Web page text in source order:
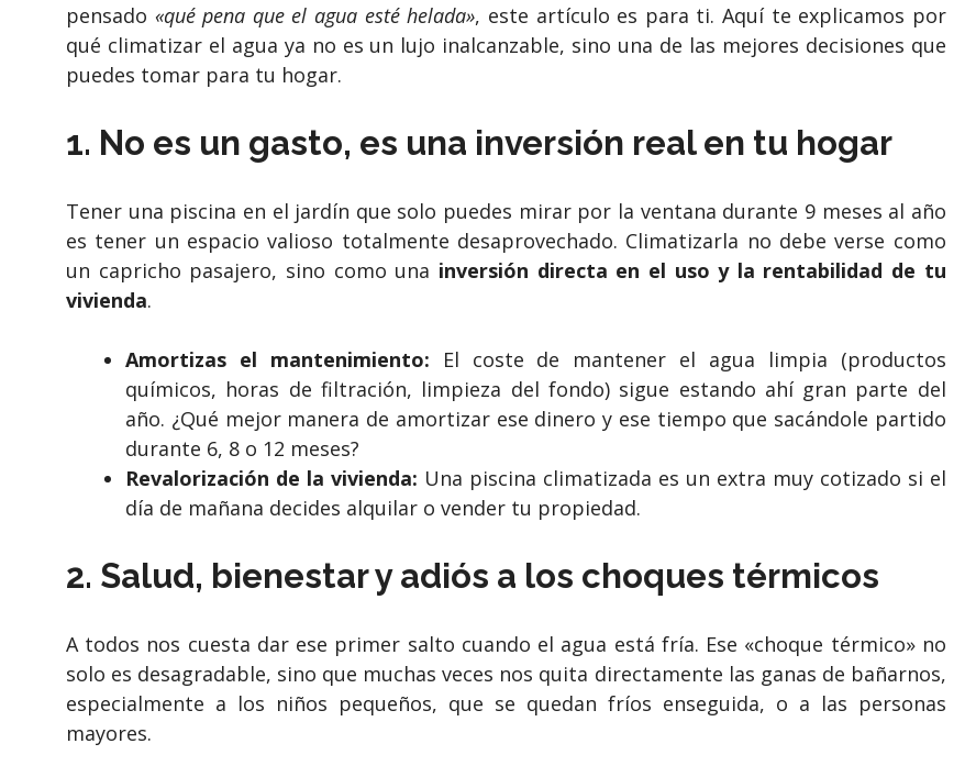
pensado «qué pena que el agua esté helada», este artículo es para ti. Aquí te explicamos por
qué climatizar el agua ya no es un lujo inalcanzable, sino una de las mejores decisiones que
puedes tomar para tu hogar.
1. No es un gasto, es una inversión real en tu hogar
Tener una piscina en el jardín que solo puedes mirar por la ventana durante 9 meses al año
es tener un espacio valioso totalmente desaprovechado. Climatizarla no debe verse como
un capricho pasajero, sino como una inversión directa en el uso y la rentabilidad de tu
vivienda.
Amortizas el mantenimiento: El coste de mantener el agua limpia (productos
químicos, horas de filtración, limpieza del fondo) sigue estando ahí gran parte del
año. ¿Qué mejor manera de amortizar ese dinero y ese tiempo que sacándole partido
durante 6, 8 o 12 meses?
Revalorización de la vivienda: Una piscina climatizada es un extra muy cotizado si el
día de mañana decides alquilar o vender tu propiedad.
2. Salud, bienestar y adiós a los choques térmicos
A todos nos cuesta dar ese primer salto cuando el agua está fría. Ese «choque térmico» no
solo es desagradable, sino que muchas veces nos quita directamente las ganas de bañarnos,
especialmente a los niños pequeños, que se quedan fríos enseguida, o a las personas
mayores.